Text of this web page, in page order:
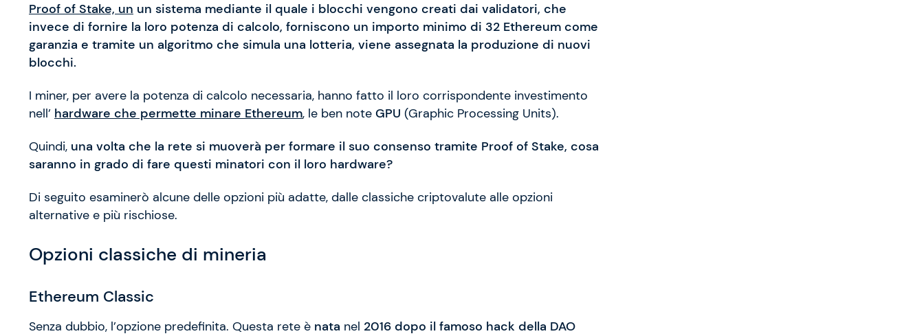
Proof of Stake, un un sistema mediante il quale i blocchi vengono creati dai validatori, che
invece di fornire la loro potenza di calcolo, forniscono un importo minimo di 32 Ethereum come
garanzia e tramite un algoritmo che simula una lotteria, viene assegnata la produzione di nuovi
blocchi.
I miner, per avere la potenza di calcolo necessaria, hanno fatto il loro corrispondente investimento
nell’ hardware che permette minare Ethereum, le ben note GPU (Graphic Processing Units).
Quindi, una volta che la rete si muoverà per formare il suo consenso tramite Proof of Stake, cosa
saranno in grado di fare questi minatori con il loro hardware?
Di seguito esaminerò alcune delle opzioni più adatte, dalle classiche criptovalute alle opzioni
alternative e più rischiose.
Opzioni classiche di mineria
Ethereum Classic
Senza dubbio, l’opzione predefinita. Questa rete è nata nel 2016 dopo il famoso hack della DAO